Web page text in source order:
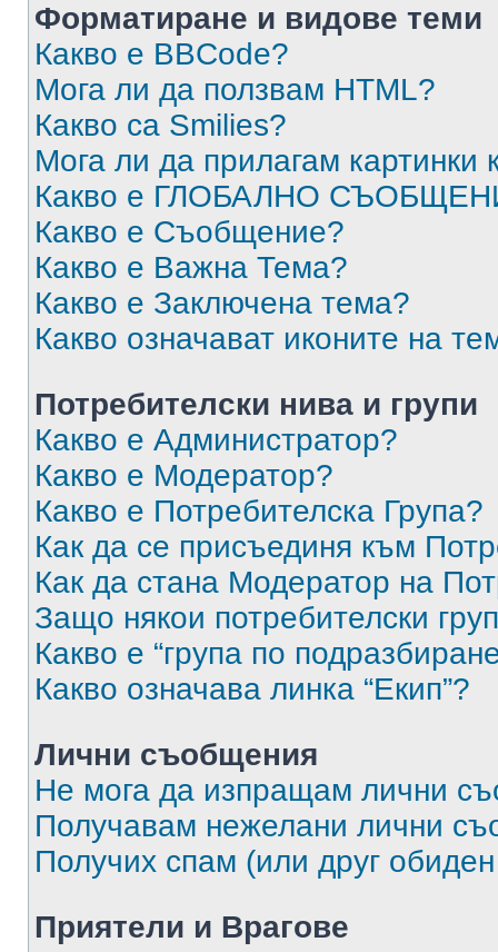
Форматиране и видове теми
Какво е BBCode?
Мога ли да ползвам HTML?
Какво са Smilies?
Мога ли да прилагам
Какво е ГЛОБАЛНО
Какво е Съобщение?
Какво е Важна Тема?
Какво е Заключена тема?
Какво означават иконите на
Потребителски нива и групи
Какво е Администратор?
Какво е Модератор?
Какво е Потребителска Група?
Как да се присъединя към
Как да стана Модератор на
Защо някои потребителски
Какво е “група по
Какво означава линка “Екип”?
Лични съобщения
Не мога да изпращам лични
Получавам нежелани лични
Получих спам (или друг
Приятели и Врагове